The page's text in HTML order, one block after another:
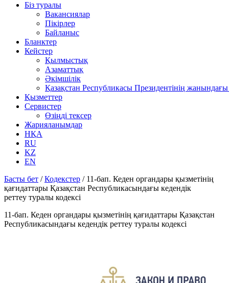
Біз туралы
Вакансиялар
Пікірлер
Байланыс
Бланктер
Кейстер
Қылмыстық
Азаматтық
Әкімшілік
Қазақстан Республикасы Президентінің
Қызметтер
Сервистер
Өзіңді тексер
Жарияланымдар
НҚА
RU
KZ
EN
Басты бет /Кодекстер / 11-бап. Кеден органдары қызметінің
қағидаттары Қазақстан Республикасындағы кедендік
реттеу туралы кодексі
11-бап. Кеден органдары қызметінің қағидаттары Қазақстан
Республикасындағы кедендік реттеу туралы кодексі